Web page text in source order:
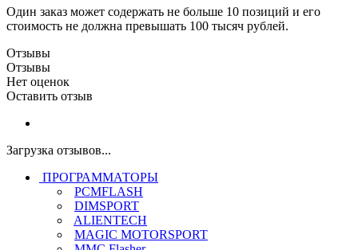
Один заказ может содержать не больше 10 позиций и его
стоимость не должна превышать 100 тысяч рублей.
Отзывы
Отзывы
Нет оценок
Оставить отзыв
Загрузка отзывов...
ПРОГРАММАТОРЫ
PCMFLASH
DIMSPORT
ALIENTECH
MAGIC MOTORSPORT